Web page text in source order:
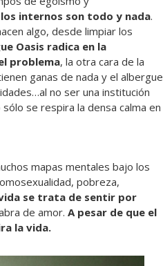
los internos son todo y nada.
algo, desde limpiar los
Oasis radica en la
problema, la otra cara de la
ganas de nada y el albergue
no ser una institución
se respira la densa calma en
mapas mentales bajo los
pobreza,
se trata de sentir por
de amor. A pesar de que el
la vida.